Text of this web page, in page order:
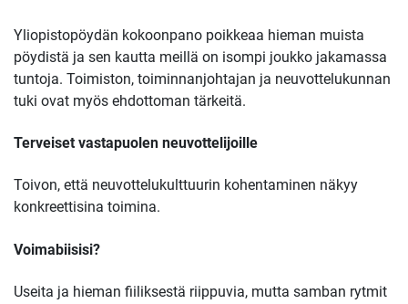
Yliopistopöydän kokoonpano poikkeaa hieman muista
pöydistä ja sen kautta meillä on isompi joukko jakamassa
tuntoja. Toimiston, toiminnanjohtajan ja neuvottelukunnan
tuki ovat myös ehdottoman tärkeitä.
Terveiset vastapuolen neuvottelijoille
Toivon, että neuvottelukulttuurin kohentaminen näkyy
konkreettisina toimina.
Voimabiisisi?
Useita ja hieman fiiliksestä riippuvia, mutta samban rytmit